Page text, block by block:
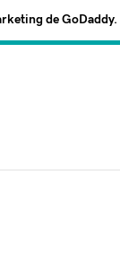
de GoDaddy.